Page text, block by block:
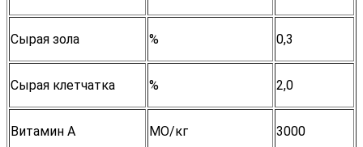
Сырая зола % 0,3
Сырая клетчатка % 2,0
Витамин А МО/кг 3000